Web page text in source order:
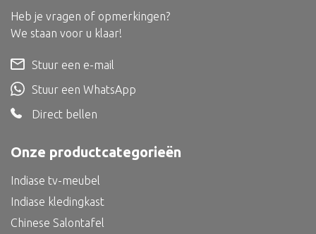
Alle bouwmateriaal
Bed
Oosterse kast
Oosterse tafel
Onze productcategorieën
Indiase tv-meubel
Indiase kledingkast
Chinese Salontafel
Heb je vragen of opmerkingen?
We staan voor u klaar!
Stuur een e-mail
Stuur een WhatsApp
Direct bellen